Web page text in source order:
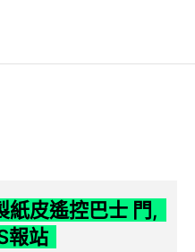
紙皮遙控巴士 門,
報站